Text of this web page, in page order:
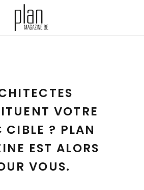
VOTRE
CIBLE ? PLAN
EST ALORS
VOUS.